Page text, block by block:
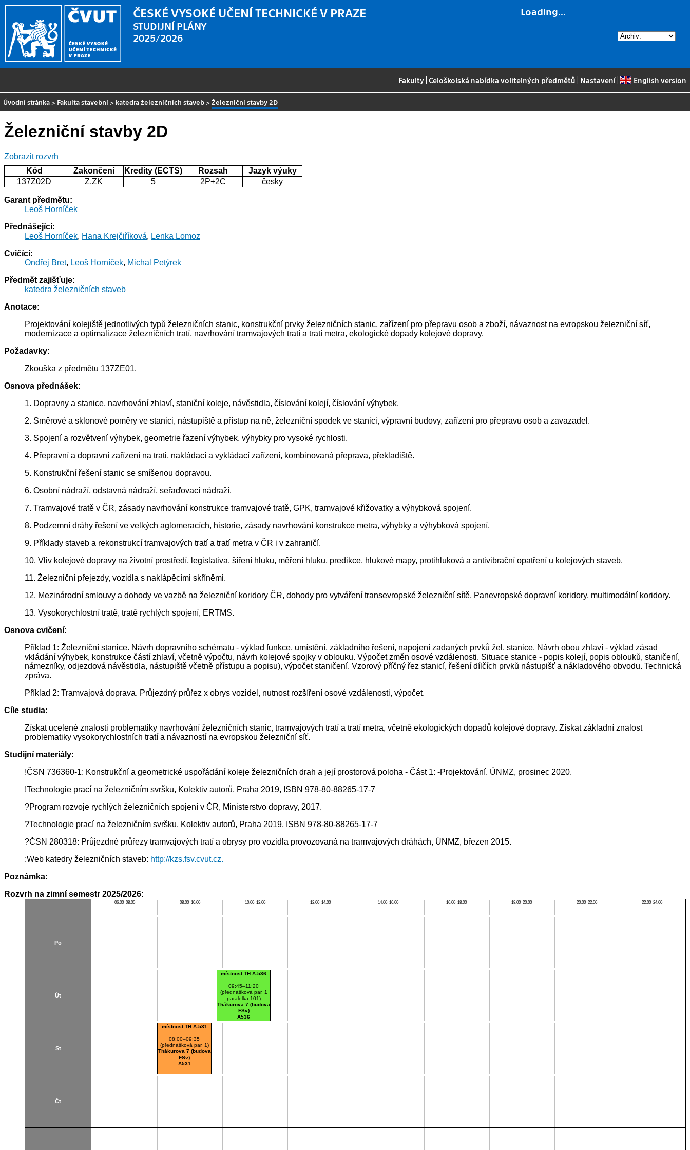
Loading...
ČESKÉ VYSOKÉ UČENÍ TECHNICKÉ V PRAZE
STUDIJNÍ PLÁNY
2025/2026
Fakulty |Celoškolská nabídka volitelných předmětů Nastavení| English version
Úvodní stránka > Fakulta stavební > katedra železničních staveb >Železniční stavby 2D
Železniční stavby 2D
Zobrazit rozvrh
Kód
Zakončení Kredity (ECTS) Rozsah
Jazyk výuky
137Z02D
Z,ZK 5 2P+2C česky
Garant předmětu:
Leoš Horníček
Přednášející:
Leoš Horníček, Hana Krejčiříková, Lenka Lomoz
Cvičící:
Ondřej Bret, Leoš Horníček, Michal Petýrek
Předmět zajišťuje:
katedra železničních staveb
Anotace:
Projektování kolejiště jednotlivých typů železničních stanic, konstrukční prvky železničních stanic, zařízení pro přepravu osob a zboží, návaznost na evropskou železniční síť,
modernizace a optimalizace železničních tratí, navrhování tramvajových tratí a tratí metra, ekologické dopady kolejové dopravy.
Požadavky:
Zkouška z předmětu 137ZE01.
Osnova přednášek:
1. Dopravny a stanice, navrhování zhlaví, staniční koleje, návěstidla, číslování kolejí, číslování výhybek.
2. Směrové a sklonové poměry ve stanici, nástupiště a přístup na ně, železniční spodek ve stanici, výpravní budovy, zařízení pro přepravu osob a zavazadel.
3. Spojení a rozvětvení výhybek, geometrie řazení výhybek, výhybky pro vysoké rychlosti.
4. Přepravní a dopravní zařízení na trati, nakládací a vykládací zařízení, kombinovaná přeprava, překladiště.
5. Konstrukční řešení stanic se smíšenou dopravou.
6. Osobní nádraží, odstavná nádraží, seřaďovací nádraží.
7. Tramvajové tratě v ČR, zásady navrhování konstrukce tramvajové tratě, GPK, tramvajové křižovatky a výhybková spojení.
8. Podzemní dráhy řešení ve velkých aglomeracích, historie, zásady navrhování konstrukce metra, výhybky a výhybková spojení.
9. Příklady staveb a rekonstrukcí tramvajových tratí a tratí metra v ČR i v zahraničí.
10. Vliv kolejové dopravy na životní prostředí, legislativa, šíření hluku, měření hluku, predikce, hlukové mapy, protihluková a antivibrační opatření u kolejových staveb.
11. Železniční přejezdy, vozidla s naklápěcími skříněmi.
12. Mezinárodní smlouvy a dohody ve vazbě na železniční koridory ČR, dohody pro vytváření transevropské železniční sítě, Panevropské dopravní koridory, multimodální koridory.
13. Vysokorychlostní tratě, tratě rychlých spojení, ERTMS.
Osnova cvičení:
Příklad 1: Železniční stanice. Návrh dopravního schématu - výklad funkce, umístění, základního řešení, napojení zadaných prvků žel. stanice. Návrh obou zhlaví - výklad zásad
vkládání výhybek, konstrukce částí zhlaví, včetně výpočtu, návrh kolejové spojky v oblouku. Výpočet změn osové vzdálenosti. Situace stanice - popis kolejí, popis oblouků, staničení,
námezníky, odjezdová návěstidla, nástupiště včetně přístupu a popisu), výpočet staničení. Vzorový příčný řez stanicí, řešení dílčích prvků nástupišť a nákladového obvodu. Technická
zpráva.
Příklad 2: Tramvajová doprava. Průjezdný průřez x obrys vozidel, nutnost rozšíření osové vzdálenosti, výpočet.
Cíle studia:
Získat ucelené znalosti problematiky navrhování železničních stanic, tramvajových tratí a tratí metra, včetně ekologických dopadů kolejové dopravy. Získat základní znalost
problematiky vysokorychlostních tratí a návazností na evropskou železniční síť.
Studijní materiály:
!ČSN 736360-1: Konstrukční a geometrické uspořádání koleje železničních drah a její prostorová poloha - Část 1: -Projektování. ÚNMZ, prosinec 2020.
!Technologie prací na železničním svršku, Kolektiv autorů, Praha 2019, ISBN 978-80-88265-17-7
?Program rozvoje rychlých železničních spojení v ČR, Ministerstvo dopravy, 2017.
?Technologie prací na železničním svršku, Kolektiv autorů, Praha 2019, ISBN 978-80-88265-17-7
?ČSN 280318: Průjezdné průřezy tramvajových tratí a obrysy pro vozidla provozovaná na tramvajových dráhách, ÚNMZ, březen 2015.
:Web katedry železničních staveb: http://kzs.fsv.cvut.cz.
Poznámka:
Rozvrh na zimní semestr 2025/2026:
06:00–08:00 08:00–10:00 10:00–12:00 12:00–14:00 14:00–16:00 16:00–18:00 18:00–20:00 20:00–22:00 22:00–24:00
Po
Út
místnost TH:A-536
09:45–11:20
(přednášková par. 1
paralelka 101)
Thákurova 7 (budova
FSv)
A536
St
místnost TH:A-531
08:00–09:35
(přednášková par. 1)
Thákurova 7 (budova
FSv)
A531
Čt